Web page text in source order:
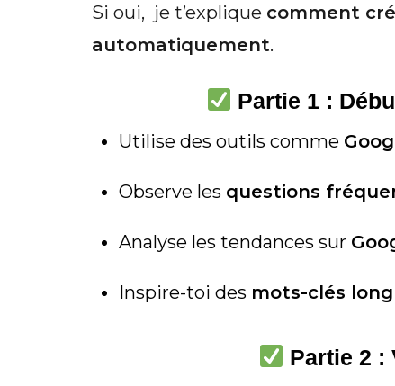
Si oui, je t’explique comment
automatiquement.
Partie 1 :
Utilise des outils comme
Observe les questions
Analyse les tendances sur
Inspire-toi des mots-clés
Partie 2 :